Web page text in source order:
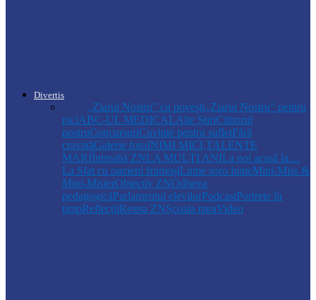
Divertis
,,Ziarul Nostru” cu povești„Ziarul Nostru” pentru
piciABC-UL MEDICALAlte ȘtiriCititorul
nostruConcursuriCuvinte pentru sufletFără
cravatăGalerie fotoINIMI MICI,TALENTE
MARIÎntreabă ZNLA MULŢI ANILa noi acasă la…
La Sfat cu oameni frumoșiLume soro lumeMini-Miss &
Mini-MisterObiectiv ZNOdiseea
pedagogicăParlamentul elevilorPodcastPortrete în
timpReflecțiiReteta ZNȘcoala meaVideo